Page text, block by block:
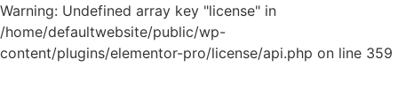
Warning: Undefined array key "license" in
/home/defaultwebsite/public/wp-
content/plugins/elementor-pro/license/api.php on line 359